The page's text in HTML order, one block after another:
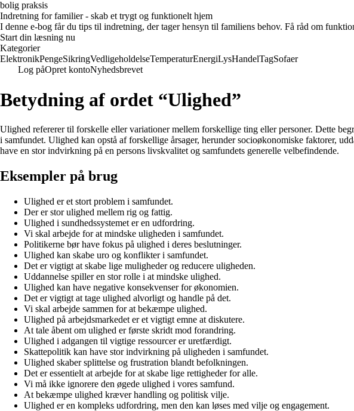
bolig praksis
Indretning for familier - skab et trygt og funktionelt hjem
I denne e-bog får du tips til indretning, der tager hensyn til familiens behov. Få råd om
Start din læsning nu
Kategorier
ElektronikPengeSikringVedligeholdelseTemperaturEnergiLysHandelTagSofaer
Log påOpret kontoNyhedsbrevet
Betydning af ordet “Ulighed”
Ulighed refererer til forskelle eller variationer mellem forskellige ting eller personer. Dette
i samfundet. Ulighed kan opstå af forskellige årsager, herunder socioøkonomiske faktorer,
have en stor indvirkning på en persons livskvalitet og samfundets generelle velbefindende.
Eksempler på brug
Ulighed er et stort problem i samfundet.
Der er stor ulighed mellem rig og fattig.
Ulighed i sundhedssystemet er en udfordring.
Vi skal arbejde for at mindske uligheden i samfundet.
Politikerne bør have fokus på ulighed i deres beslutninger.
Ulighed kan skabe uro og konflikter i samfundet.
Det er vigtigt at skabe lige muligheder og reducere uligheden.
Uddannelse spiller en stor rolle i at mindske ulighed.
Ulighed kan have negative konsekvenser for økonomien.
Det er vigtigt at tage ulighed alvorligt og handle på det.
Vi skal arbejde sammen for at bekæmpe ulighed.
Ulighed på arbejdsmarkedet er et vigtigt emne at diskutere.
At tale åbent om ulighed er første skridt mod forandring.
Ulighed i adgangen til vigtige ressourcer er uretfærdigt.
Skattepolitik kan have stor indvirkning på uligheden i samfundet.
Ulighed skaber splittelse og frustration blandt befolkningen.
Det er essentielt at arbejde for at skabe lige rettigheder for alle.
Vi må ikke ignorere den øgede ulighed i vores samfund.
At bekæmpe ulighed kræver handling og politisk vilje.
Ulighed er en kompleks udfordring, men den kan løses med vilje og engagement.